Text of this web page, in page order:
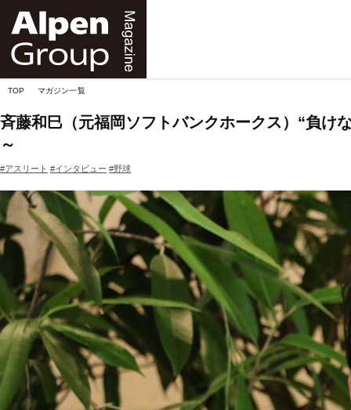
TOP マガジン一覧
斉藤和巳（元福岡ソフトバンクホークス）“負け
～
#アスリート #インタビュー #野球